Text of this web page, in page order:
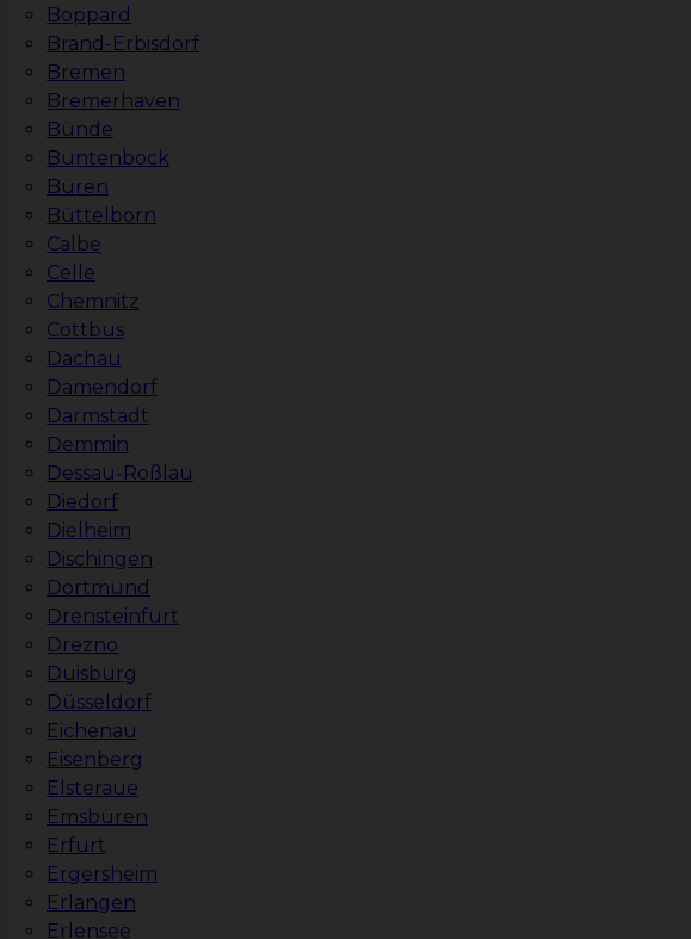
Boppard
Brand-Erbisdorf
Bremen
Bremerhaven
Bünde
Buntenbock
Büren
Büttelborn
Calbe
Celle
Chemnitz
Cottbus
Dachau
Damendorf
Darmstadt
Demmin
Dessau-Roßlau
Diedorf
Dielheim
Dischingen
Dortmund
Drensteinfurt
Drezno
Duisburg
Düsseldorf
Eichenau
Eisenberg
Elsteraue
Emsbüren
Erfurt
Ergersheim
Erlangen
Erlensee